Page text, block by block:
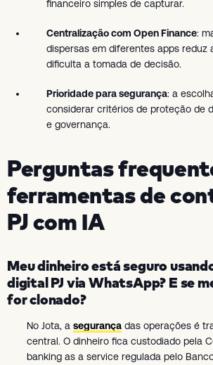
financeiro simples de capturar.
Centralização com Open Finance:
dispersas em diferentes apps reduz
dificulta a tomada de decisão.
Prioridade para segurança: a
considerar critérios de proteção de
e governança.
Perguntas
ferramentas de
PJ com IA
Meu dinheiro está seguro
digital PJ via WhatsApp? E se
for clonado?
No Jota, a segurança das operações é
central. O dinheiro fica custodiado pela
banking as a service regulada pelo